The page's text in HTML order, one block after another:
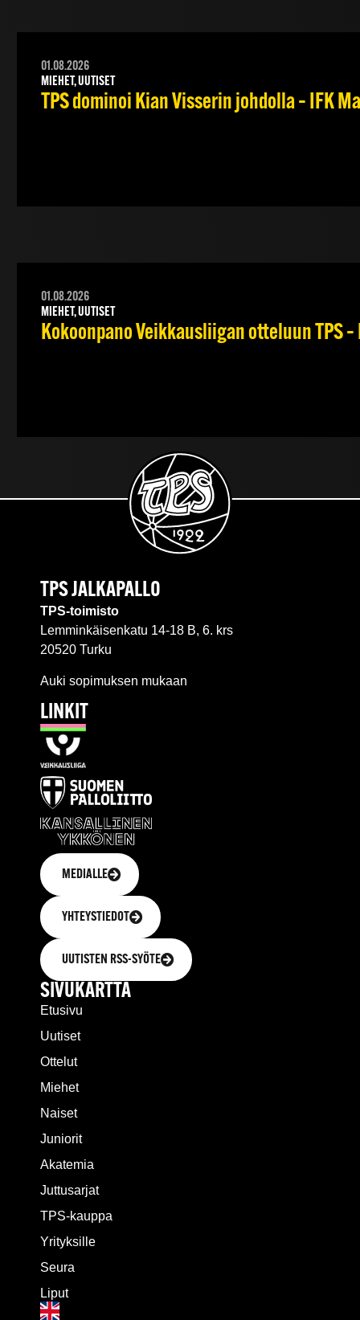
01.08.2026
MIEHET, UUTISET
TPS dominoi Kian Visserin johdolla – IFK
01.08.2026
MIEHET, UUTISET
Kokoonpano Veikkausliigan otteluun TPS
TPS JALKAPALLO
TPS-toimisto
Lemminkäisenkatu 14-18 B, 6. krs
20520 Turku
Auki sopimuksen mukaan
LINKIT
MEDIALLE
YHTEYSTIEDOT
UUTISTEN RSS-SYÖTE
SIVUKARTTA
Etusivu
Uutiset
Ottelut
Miehet
Naiset
Juniorit
Akatemia
Juttusarjat
TPS-kauppa
Yrityksille
Seura
Liput